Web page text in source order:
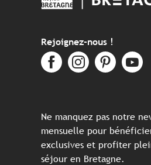
Rejoignez-nous !
Ne manquez pas notre
mensuelle pour
exclusives et profiter
séjour en Bretagne.